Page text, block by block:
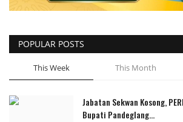
POPULAR POSTS
This Week This Month
Jabatan Sekwan Kosong,
Bupati Pandeglang...